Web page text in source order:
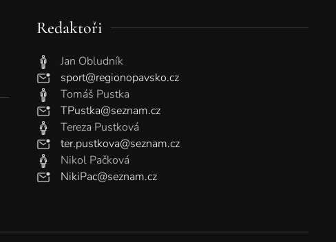
Redaktoři
Jan Obludník
sport@regionopavsko.cz
Tomáš Pustka
TPustka@seznam.cz
Tereza Pustková
ter.pustkova@seznam.cz
Nikol Pačková
NikiPac@seznam.cz